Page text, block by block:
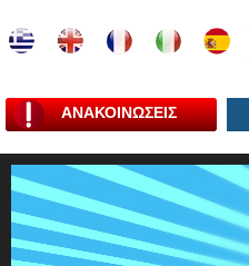
ΑΝΑΚΟΙΝΩΣΕΙΣ